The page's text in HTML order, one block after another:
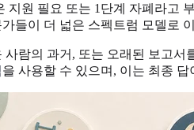
지원 필요 또는 1단계 자폐라고
들이 더 넓은 스펙트럼 모델로
사람의 과거, 또는 오래된 보고
을 사용할 수 있으며, 이는 최종